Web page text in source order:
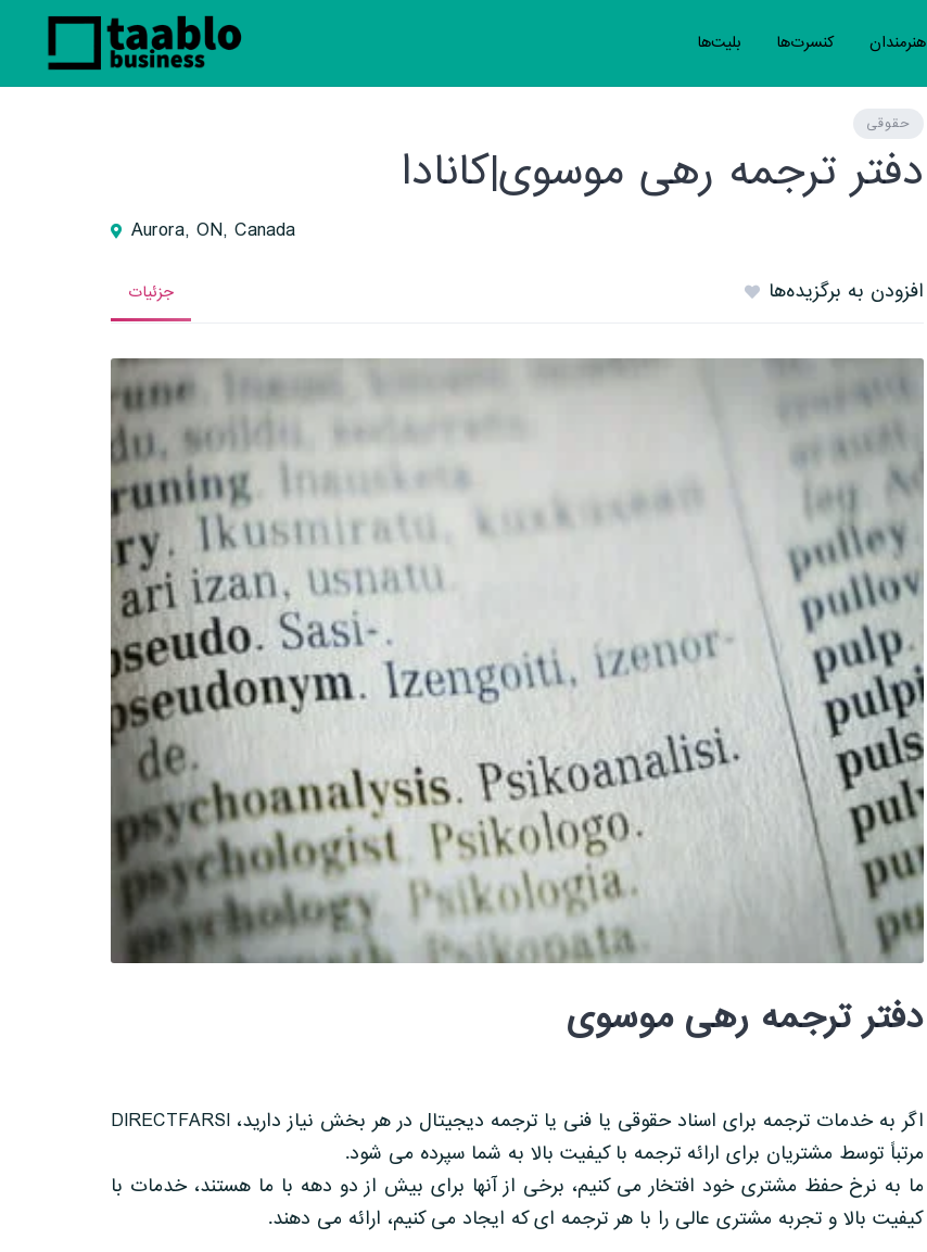
هنرمندان کنسرت‌ها بلیت‌ها
حقوقی
دفتر ترجمه رهی موسوی|کانادا
Aurora, ON, Canada
جزئیات افزودن به برگزیده‌ها
دفتر ترجمه رهی موسوی
اگر به خدمات ترجمه برای اسناد حقوقی یا فنی یا ترجمه دیجیتال در هر بخش نیاز دارید، DIRECTFARSI
مرتباً توسط مشتریان برای ارائه ترجمه با کیفیت بالا به شما سپرده می شود.
ما به نرخ حفظ مشتری خود افتخار می کنیم، برخی از آنها برای بیش از دو دهه با ما هستند، خدمات با
کیفیت بالا و تجربه مشتری عالی را با هر ترجمه ای که ایجاد می کنیم، ارائه می دهند.